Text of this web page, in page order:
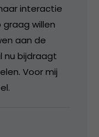
interactie
willen
aan de
nu bijdraagt
Voor mij